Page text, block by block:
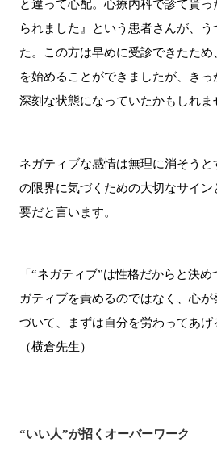
と違って心配。心療内科で診て貰っ
られました』という患者さんが、
た。この方は早めに受診できたた
を始めることができましたが、きっ
深刻な状態になっていたかもしれま
ネガティブな感情は無理に消そう
の限界に気づくための大切なサイ
要だと言います。
「“ネガティブ”は性格だからと決
ガティブを責めるのではなく、心が
づいて、まずは自分を労わってあげ
（横倉先生）
“いい人”が招くオーバーワーク